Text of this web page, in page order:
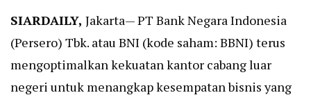
SIARDAILY, Jakarta— PT Bank Negara Indonesia
(Persero) Tbk. atau BNI (kode saham: BBNI) terus
mengoptimalkan kekuatan kantor cabang luar
negeri untuk menangkap kesempatan bisnis yang